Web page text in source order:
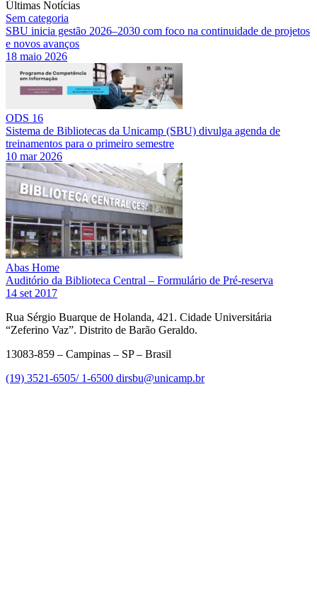
Últimas Notícias
Sem categoria
SBU inicia gestão 2026–2030 com foco na continuidade de projetos
e novos avanços
18 maio 2026
ODS 16
Sistema de Bibliotecas da Unicamp (SBU) divulga agenda de
treinamentos para o primeiro semestre
10 mar 2026
Abas Home
Auditório da Biblioteca Central – Formulário de Pré-reserva
14 set 2017
Rua Sérgio Buarque de Holanda, 421. Cidade Universitária
“Zeferino Vaz”. Distrito de Barão Geraldo.
13083-859 – Campinas – SP – Brasil
(19) 3521-6505/ 1-6500 dirsbu@unicamp.br